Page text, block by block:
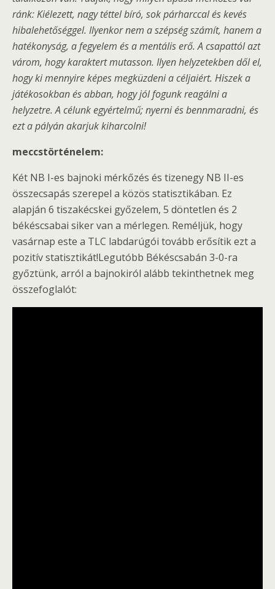
ránk: Kiélezett, nagy téttel bíró, sok párharccal és kevés
hibalehetőséggel. Ilyenkor nem a szépség számít, hanem a
hatékonyság, a fegyelem és a mentális erő. A csapattól azt
várom, hogy karaktert mutasson. Ilyen helyzetekben dől el,
hogy ki mennyire képes megküzdeni a céljaiért. Hiszek a
játékosokban és abban, hogy jól fogunk reagálni a
helyzetre. A célunk egyértelmű; nyerni és bennmaradni, és
ezt a pályán akarjuk kiharcolni!
meccstörténelem:
Két NB I-es bajnoki mérkőzés és tizenegy NB II-es
összecsapás szerepel a közös statisztikában. Ez
alapján 6 tiszakécskei győzelem, 5 döntetlen és 2
békéscsabai siker van a mérlegen. Reméljük, hogy
vasárnap este a TLC labdarúgói tovább erősítik ezt a
pozitív statisztikát!Legutóbb Békéscsabán 3-0-ra
győztünk, arról a bajnokiról alább tekinthetnek meg
összefoglalót: